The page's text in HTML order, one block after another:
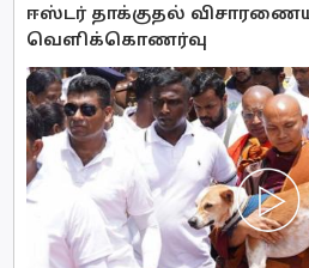
ஈஸ்டர் தாக்குதல்
வௌிக்கொணர்வு